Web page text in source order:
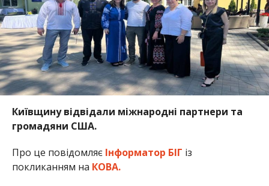
Київщину відвідали міжнародні партнери та
громадяни США.
Про це повідомляє Інформатор БІГ із
покликанням на КОВА.